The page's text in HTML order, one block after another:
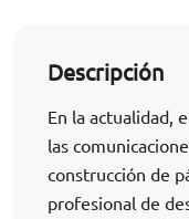
Descripción
En la actualidad,
las
construcción de
profesional de